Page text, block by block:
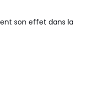
son effet dans la